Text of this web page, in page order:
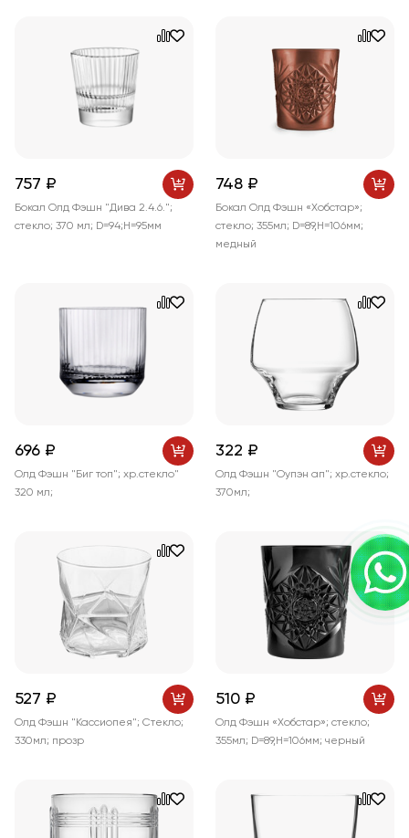
757 ₽
Бокал Олд Фэшн "Дива 2.4.6.";
стекло; 370 мл; D=94;H=95мм
748 ₽
Бокал Олд Фэшн «Хобстар»;
стекло; 355мл; D=89,H=106мм;
медный
696 ₽
Олд Фэшн "Биг топ"; хр.стекло"
320 мл;
322 ₽
Олд Фэшн "Оупэн ап"; хр.стекло;
370мл;
527 ₽
Олд Фэшн "Кассиопея"; Стекло;
330мл; прозр
510 ₽
Олд Фэшн «Хобстар»; стекло;
355мл; D=89,H=106мм; черный